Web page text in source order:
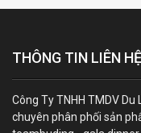
THÔNG TIN LIÊN HỆ
Công Ty TNHH TMDV
chuyên phân phối sản